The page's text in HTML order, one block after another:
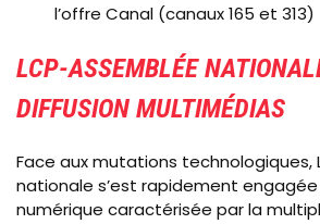
l’offre Canal (canaux 165 et 313)
LCP-ASSEMBLÉE
DIFFUSION MULTIMÉDIAS
Face aux mutations technologiques,
nationale s’est rapidement
numérique caractérisée par la